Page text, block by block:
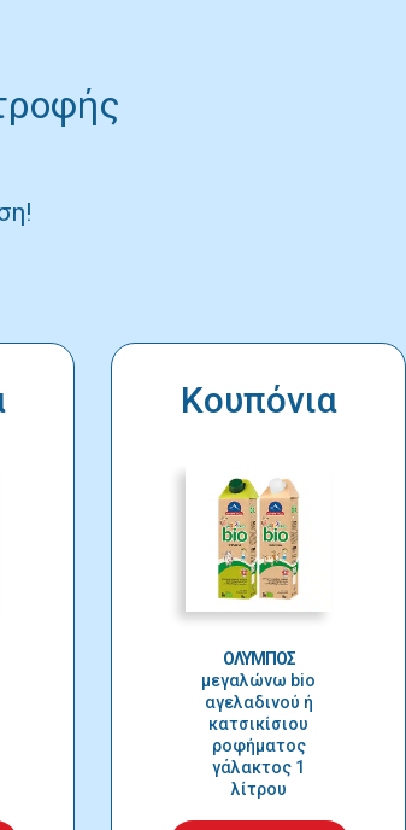
Κουπόνια
ΟΛΥΜΠΟΣ
μεγαλώνω bio
αγελαδινού ή
κατσικίσιου
ροφήματος
γάλακτος 1
λίτρου